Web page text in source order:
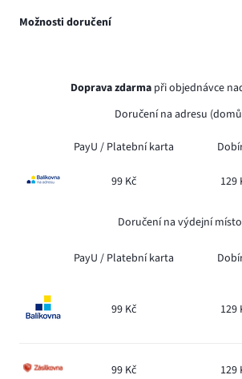
Možnosti doručení
Doprava zdarma při objednávce
Doručení na adresu
PayU / Platební karta
99 Kč 129
Doručení na výdejní místo
PayU / Platební karta
99 Kč 129
99 Kč 129